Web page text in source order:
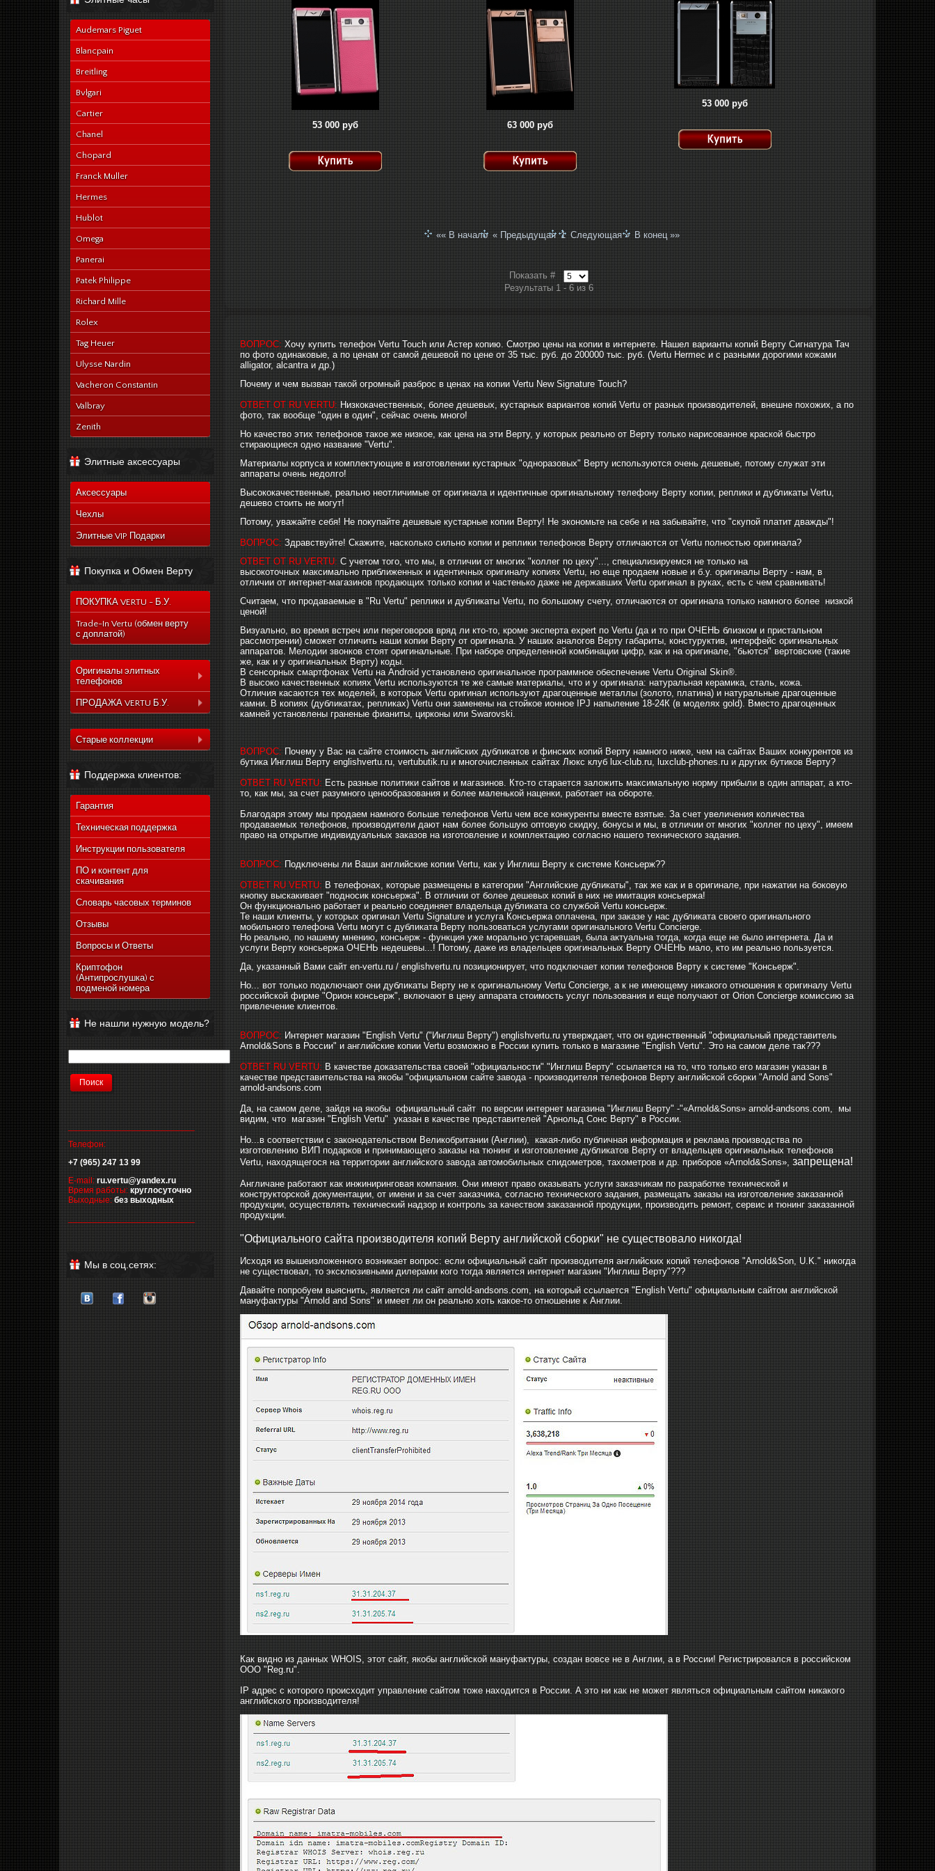
Audemars Piguet
Blancpain
Breitling
Bvlgari
Cartier
Chanel
Chopard
Franck Muller
Hermes
Hublot
Omega
Panerai
Patek Philippe
Richard Mille
Rolex
Tag Heuer
Ulysse Nardin
Vacheron Constantin
Valbray
Zenith
Элитные аксессуары
Аксессуары
Чехлы
Элитные VIP Подарки
Покупка и Обмен Верту
ПОКУПКА VERTU - Б.У.
Trade-In Vertu (обмен верту
с доплатой)
Оригиналы элитных
телефонов
Коллекция Aster
Коллекция Signature
Коллекция Signature
Коллекция Новый
Signature Touch
ПРОДАЖА VERTU Б.У.
Коллекция Constelation
Коллекция Ascent
Touch
Коллекция Новый
Signature Touch
Старые коллекции
Vertu Ascent X
Vertu Constellation Ayxta
Vertu Constellation Pure
Vertu Constellation Exotic
Vertu Constellation Vivre
Vertu Signature S Design
Vertu Constellation
Vertu Constellation
Monogram
Vertu Ascent Ti
Vertu Ferrari Edition
Vertu Racetrack Legends
Vertu Signature Touch
Vertu Constellation Touch
Поддержка клиентов:
Гарантия
Техническая поддержка
Инструкции пользователя
ПО и контент для
скачивания
Словарь часовых терминов
Отзывы
Вопросы и Ответы
Криптофон
(Антипрослушка) с
подменой номера
Не нашли нужную модель?
Телефон:
+7 (965) 247 13 99
E-mail: ru.vertu@yandex.ru
Время работы: круглосуточно
Выходные: без выходных
Мы в соц.сетях:
53 000 руб 63 000 руб
53 000 руб
«« В начало « Предыдущая 1 Следующая » В конец »»
Показать #
Результаты 1 - 6 из 6
ВОПРОС: Хочу купить телефон Vertu Touch или Астер копию. Смотрю цены на копии в интернете. Нашел варианты копий Верту Сигнатура Тач
по фото одинаковые, а по ценам от самой дешевой по цене от 35 тыс. руб. до 200000 тыс. руб. (Vertu Hermec и с разными дорогими кожами
alligator, alcantra и др.)
Почему и чем вызван такой огромный разброс в ценах на копии Vertu New Signature Touch?
ОТВЕТ ОТ RU VERTU: Низкокачественных, более дешевых, кустарных вариантов копий Vertu от разных производителей, внешне похожих, а по
фото, так вообще "один в один", сейчас очень много!
Но качество этих телефонов такое же низкое, как цена на эти Верту, у которых реально от Верту только нарисованное краской быстро
стирающиеся одно название "Vertu".
Материалы корпуса и комплектующие в изготовлении кустарных "одноразовых" Верту используются очень дешевые, потому служат эти
аппараты очень недолго!
Высококачественные, реально неотличимые от оригинала и идентичные оригинальному телефону Верту копии, реплики и дубликаты Vertu,
дешево стоить не могут!
Потому, уважайте себя! Не покупайте дешевые кустарные копии Верту! Не экономьте на себе и на забывайте, что "скупой платит дважды"!
ВОПРОС: Здравствуйте! Скажите, насколько сильно копии и реплики телефонов Верту отличаются от Vertu полностью оригинала?
ОТВЕТ ОТ RU VERTU: С учетом того, что мы, в отличии от многих "коллег по цеху"..., специализируемся не только на
высокоточных максимально приближенных и идентичных оригиналу копиях Vertu, но еще продаем новые и б.у. оригиналы Верту - нам, в
отличии от интернет-магазинов продающих только копии и частенько даже не державших Vertu оригинал в руках, есть с чем сравнивать!
Считаем, что продаваемые в "Ru Vertu" реплики и дубликаты Vertu, по большому счету, отличаются от оригинала только намного более низкой
ценой!
Визуально, во время встреч или переговоров вряд ли кто-то, кроме эксперта expert по Vertu (да и то при ОЧЕНЬ близком и пристальном
рассмотрении) сможет отличить наши копии Верту от оригинала. У наших аналогов Верту габариты, констуруктив, интерфейс оригинальных
аппаратов. Мелодии звонков стоят оригинальные. При наборе определенной комбинации цифр, как и на оригинале, "бьются" вертовские (такие
же, как и у оригинальных Верту) коды.
В сенсорных смартфонах Vertu на Android установлено оригинальное программное обеспечение Vertu Original Skin®.
В высоко качественных копиях Vertu используются те же самые материалы, что и у оригинала: натуральная керамика, сталь, кожа.
Отличия касаются тех моделей, в которых Vertu оригинал используют драгоценные металлы (золото, платина) и натуральные драгоценные
камни. В копиях (дубликатах, репликах) Vertu они заменены на стойкое ионное IPJ напыление 18-24К (в моделях gold). Вместо драгоценных
камней установлены граненые фианиты, цирконы или Swarovski.
ВОПРОС: Почему у Вас на сайте стоимость английских дубликатов и финских копий Верту намного ниже, чем на сайтах Ваших конкурентов из
бутика Инглиш Верту englishvertu.ru, vertubutik.ru и многочисленных сайтах Люкс клуб lux-club.ru, luxclub-phones.ru и других бутиков Верту?
ОТВЕТ RU VERTU: Есть разные политики сайтов и магазинов. Кто-то старается заложить максимальную норму прибыли в один аппарат, а кто-
то, как мы, за счет разумного ценообразования и более маленькой наценки, работает на обороте.
Благодаря этому мы продаем намного больше телефонов Vertu чем все конкуренты вместе взятые. За счет увеличения количества
продаваемых телефонов, производители дают нам более большую оптовую скидку, бонусы и мы, в отличии от многих "коллег по цеху", имеем
право на открытие индивидуальных заказов на изготовление и комплектацию согласно нашего технического задания.
ВОПРОС: Подключены ли Ваши английские копии Vertu, как у Инглиш Верту к системе Консьерж??
ОТВЕТ RU VERTU: В телефонах, которые размещены в категории "Английские дубликаты", так же как и в оригинале, при нажатии на боковую
кнопку выскакивает "подносик консьержа". В отличии от более дешевых копий в них не имитация консьержа!
Он функционально работает и реально соединяет владельца дубликата со службой Vertu консьерж.
Те наши клиенты, у которых оригинал Vertu Signature и услуга Консьержа оплачена, при заказе у нас дубликата своего оригинального
мобильного телефона Vertu могут с дубликата Верту пользоваться услугами оригинального Vertu Concierge.
Но реально, по нашему мнению, консьерж - функция уже морально устаревшая, была актуальна тогда, когда еще не было интернета. Да и
услуги Верту консьержа ОЧЕНЬ недешевы...! Потому, даже из владельцев оригинальных Верту ОЧЕНЬ мало, кто им реально пользуется.
Да, указанный Вами сайт en-vertu.ru / englishvertu.ru позиционирует, что подключает копии телефонов Верту к системе "Консьерж".
Но... вот только подключают они дубликаты Верту не к оригинальному Vertu Concierge, а к не имеющему никакого отношения к оригиналу Vertu
российской фирме "Орион консьерж", включают в цену аппарата стоимость услуг пользования и еще получают от Orion Concierge комиссию за
привлечение клиентов.
ВОПРОС: Интернет магазин "English Vertu" ("Инглиш Верту") englishvertu.ru утверждает, что он единственный "официальный представитель
Arnold&Sons в России" и английские копии Vertu возможно в России купить только в магазине "English Vertu". Это на самом деле так???
ОТВЕТ RU VERTU: В качестве доказательства своей "официальности" "Инглиш Верту" ссылается на то, что только его магазин указан в
качестве представительства на якобы "официальном сайте завода - производителя телефонов Верту английской сборки "Аrnold and Sons"
arnold-andsons.com
Да, на самом деле, зайдя на якобы официальный сайт по версии интернет магазина "Инглиш Верту" -"«Arnold&Sons» arnold-andsons.com, мы
видим, что магазин "English Vertu" указан в качестве представителей "Арнольд Сонс Верту" в России.
Но...в соответствии с законодательством Великобритании (Англии), какая-либо публичная информация и реклама производства по
изготовлению ВИП подарков и принимающего заказы на тюнинг и изготовление дубликатов Верту от владельцев оригинальных телефонов
Vertu, находящегося на территории английского завода автомобильных спидометров, тахометров и др. приборов «Arnold&Sons», запрещена!
Англичане работают как инжиниринговая компания. Они имеют право оказывать услуги заказчикам по разработке технической и
конструкторской документации, от имени и за счет заказчика, согласно технического задания, размещать заказы на изготовление заказанной
продукции, осуществлять технический надзор и контроль за качеством заказанной продукции, производить ремонт, сервис и тюнинг заказанной
продукции.
"Официального сайта производителя копий Верту английской сборки" не существовало никогда!
Исходя из вышеизложенного возникает вопрос: если официальный сайт производителя английских копий телефонов "Arnold&Son, U.K." никогда
не существовал, то эксклюзивными дилерами кого тогда является интернет магазин "Инглиш Верту"???
Давайте попробуем выяснить, является ли сайт arnold-andsons.com, на который ссылается "English Vertu" официальным сайтом английской
мануфактуры "Аrnold and Sons" и имеет ли он реально хоть какое-то отношение к Англии.
Как видно из данных WHOIS, этот сайт, якобы английской мануфактуры, создан вовсе не в Англии, а в России! Регистрировался в российском
ООО "Reg.ru".
IP адрес с которого происходит управление сайтом тоже находится в России. А это ни как не может являться официальным сайтом никакого
английского производителя!